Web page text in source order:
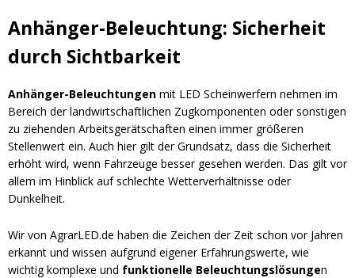
Anhänger-Beleuchtung: Sicherheit
durch Sichtbarkeit
Anhänger-Beleuchtungen mit LED Scheinwerfern nehmen im
Bereich der landwirtschaftlichen Zugkomponenten oder sonstigen
zu ziehenden Arbeitsgerätschaften einen immer größeren
Stellenwert ein. Auch hier gilt der Grundsatz, dass die Sicherheit
erhöht wird, wenn Fahrzeuge besser gesehen werden. Das gilt vor
allem im Hinblick auf schlechte Wetterverhältnisse oder
Dunkelheit.
Wir von AgrarLED.de haben die Zeichen der Zeit schon vor Jahren
erkannt und wissen aufgrund eigener Erfahrungswerte, wie
wichtig komplexe und funktionelle Beleuchtungslösungen